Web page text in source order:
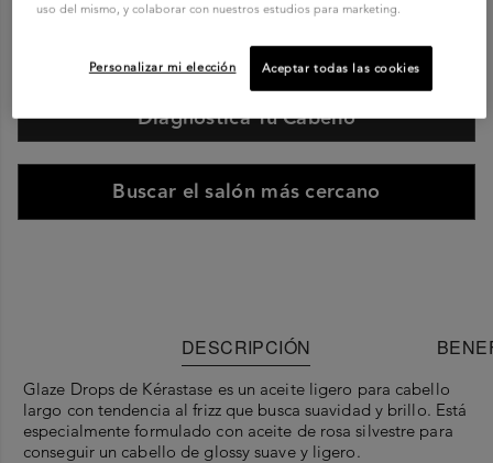
COMPRAR AHORA
Diagnostica Tu Cabello
Buscar el salón más cercano
DESCRIPCIÓN
Glaze Drops de Kérastase es un aceite ligero para cabello
largo con tendencia al frizz que busca suavidad y brillo. Está
especialmente formulado con aceite de rosa silvestre para
conseguir un cabello de glossy suave y ligero.
uso del mismo, y colaborar con nuestros estudios para marketing.
Aceptar todas las cookies
Personalizar mi elección